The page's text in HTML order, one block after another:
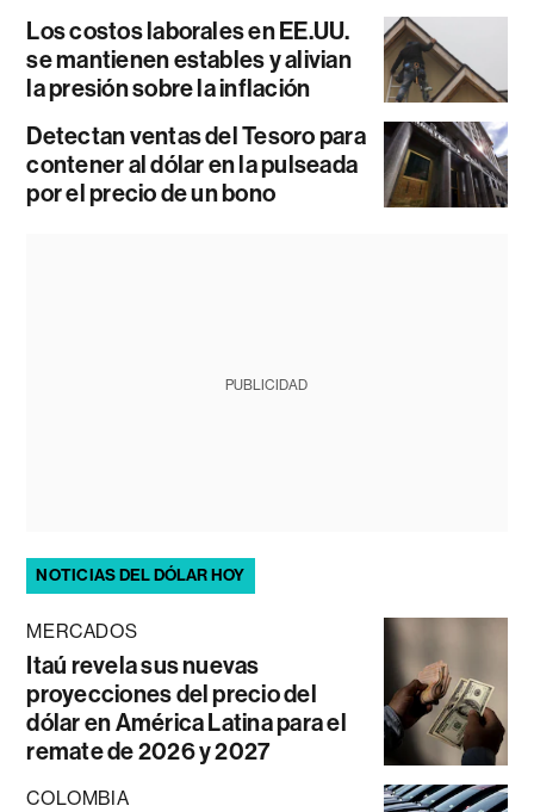
Los costos laborales en EE.UU.
se mantienen estables y alivian
la presión sobre la inflación
Detectan ventas del Tesoro para
contener al dólar en la pulseada
por el precio de un bono
PUBLICIDAD
NOTICIAS DEL DÓLAR HOY
MERCADOS
Itaú revela sus nuevas
proyecciones del precio del
dólar en América Latina para el
remate de 2026 y 2027
COLOMBIA